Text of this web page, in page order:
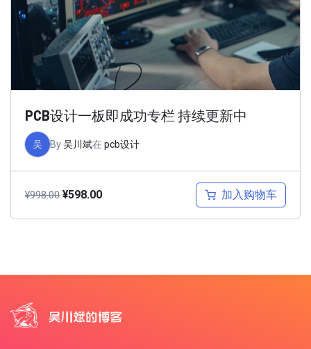
PCB设计一板即成功专栏 持续更新中
吴 By吴川斌在 pcb设计
¥998.00 ¥598.00 加入购物车